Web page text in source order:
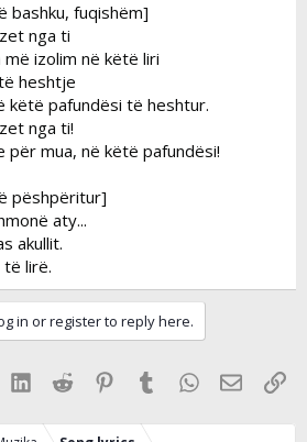
bashku, fuqishëm]
nga ti
më izolim në këtë liri
heshtje
këtë pafundësi të heshtur.
nga ti!
për mua, në këtë pafundësi!
pëshpëritur]
aty...
akullit.
të lirë.
in or register to reply here.
LinkedInReddit Pinterest
TumblrWhatsApp
Email